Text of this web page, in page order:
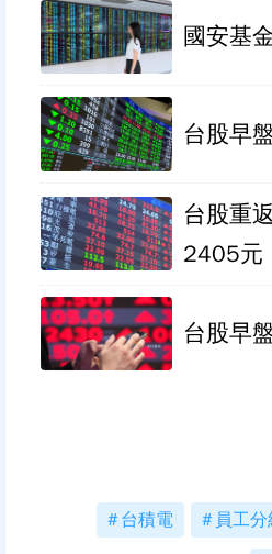
國安基
台股早
台股重
2405元
台股早
台積電 員工